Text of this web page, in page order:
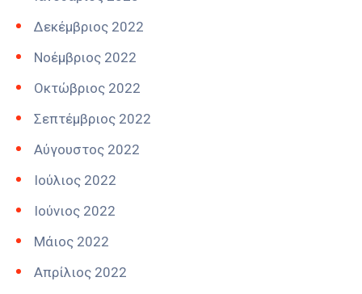
Δεκέμβριος 2022
Νοέμβριος 2022
Οκτώβριος 2022
Σεπτέμβριος 2022
Αύγουστος 2022
Ιούλιος 2022
Ιούνιος 2022
Μάιος 2022
Απρίλιος 2022